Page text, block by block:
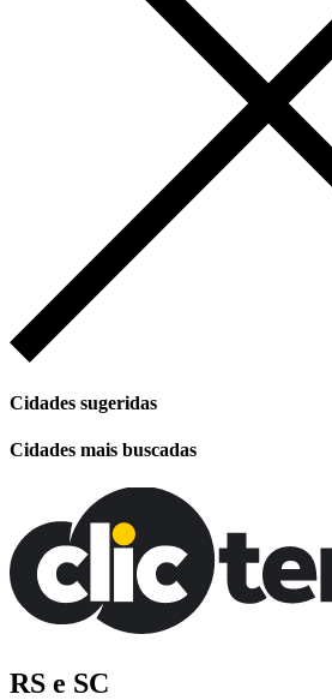
Cidades sugeridas
Cidades mais buscadas
RS e SC